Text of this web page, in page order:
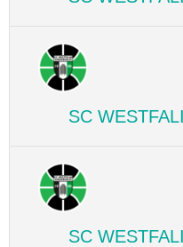
SC
SC